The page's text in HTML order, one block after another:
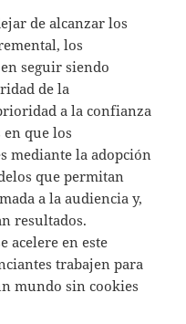
de alcanzar los
los
seguir siendo
de la
a la confianza
que los
mediante la adopción
que permitan
a la audiencia y,
resultados.
acelere en este
trabajen para
mundo sin cookies